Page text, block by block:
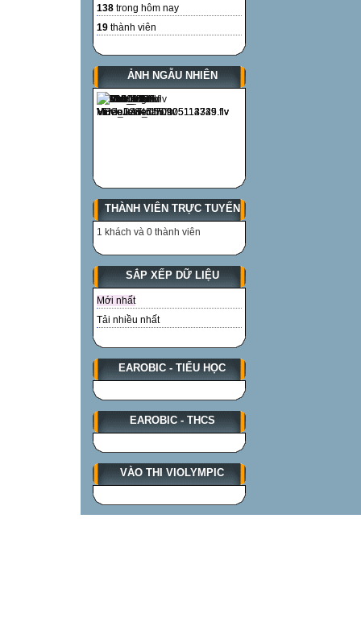
138 trong hôm nay
19 thành viên
ẢNH NGẪU NHIÊN
THÀNH VIÊN TRỰC TUYẾN
1 khách và 0 thành viên
SẮP XẾP DỮ LIỆU
Mới nhất
Tải nhiều nhất
EAROBIC - TIỂU HỌC
EAROBIC - THCS
VÀO THI VIOLYMPIC